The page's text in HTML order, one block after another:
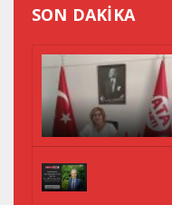
SON DAKİKA